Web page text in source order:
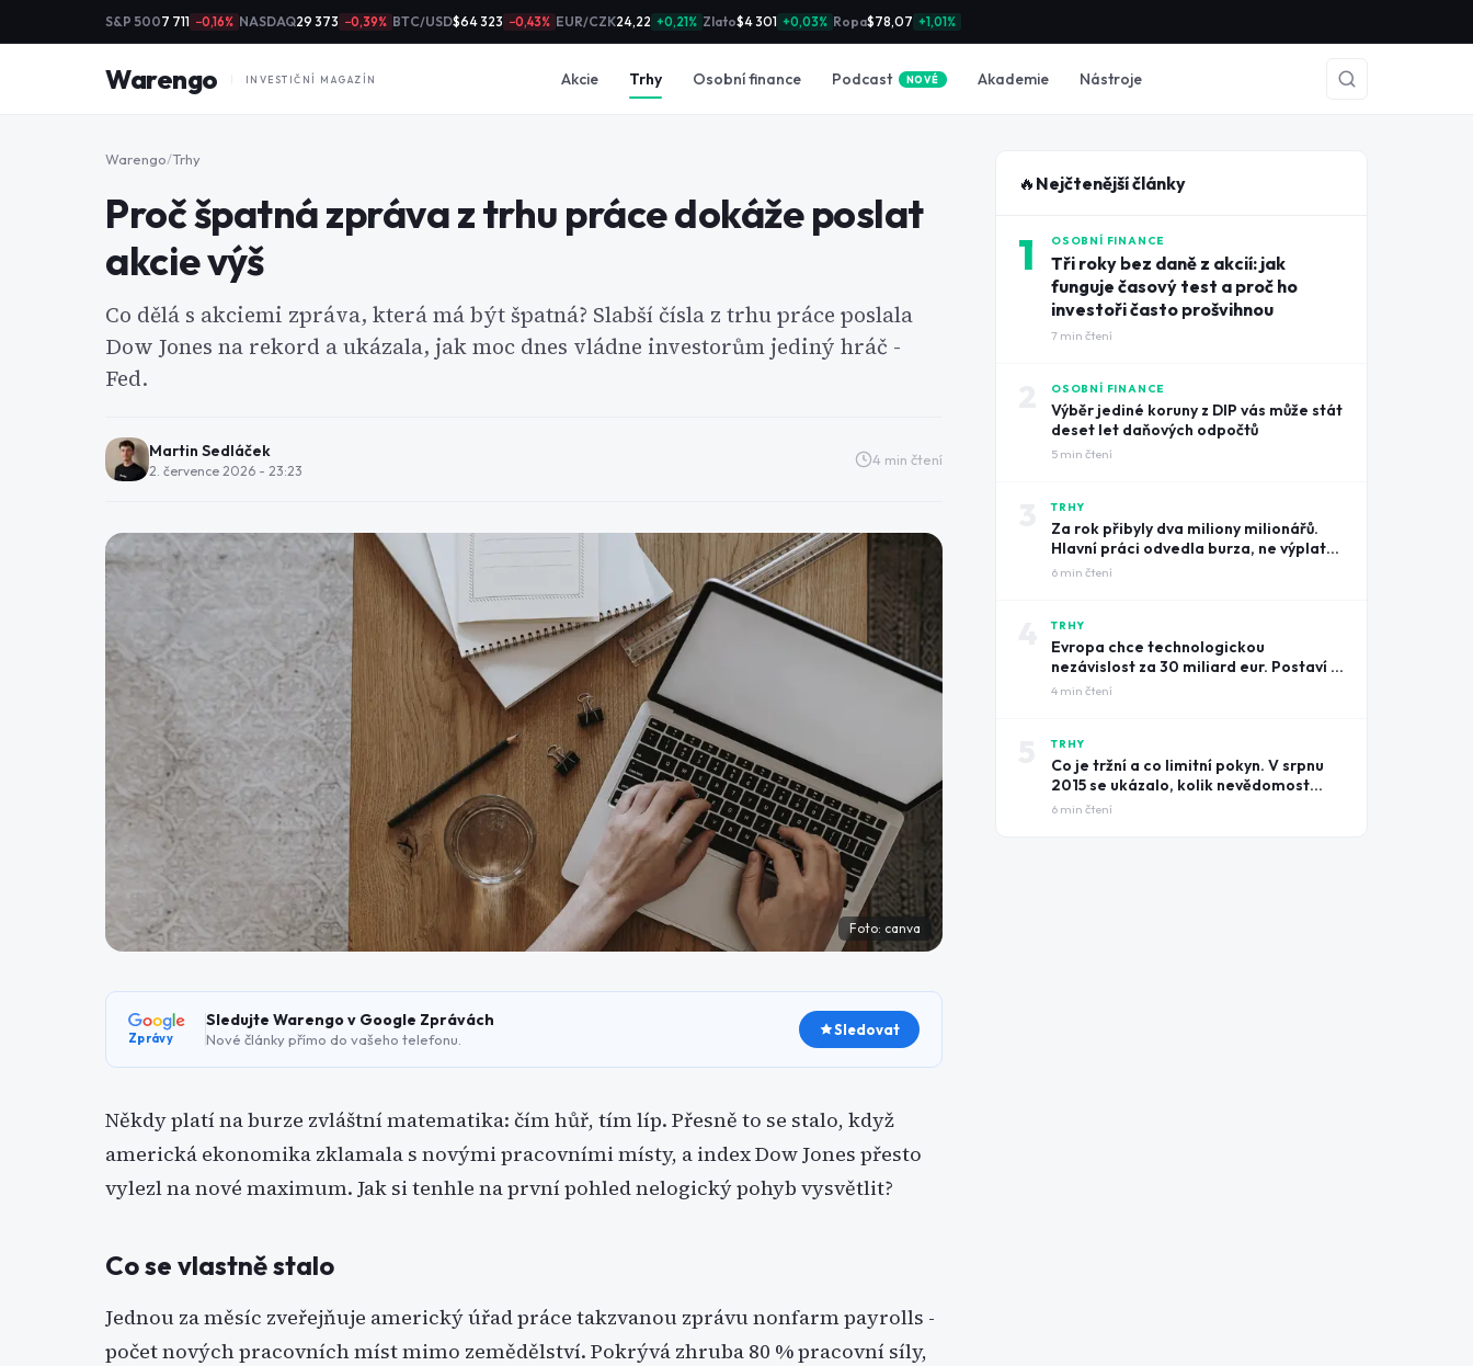
S&P 5007 711 −0,16% NASDAQ29 373 −0,39% BTC/USD$64 323 −0,43% EUR/CZK24,22 +0,21% Zlato$4 301 +0,03% Ropa$78,07 +1,01%
Warengo INVESTIČNÍ MAGAZÍN Akcie Trhy Osobní finance Podcast NOVÉ Akademie Nástroje
Warengo/Trhy
Proč špatná zpráva z trhu práce dokáže poslat
akcie výš
Co dělá s akciemi zpráva, která má být špatná? Slabší čísla z trhu práce poslala
Dow Jones na rekord a ukázala, jak moc dnes vládne investorům jediný hráč -
Fed.
Martin Sedláček
2. července 2026 - 23:23
4 min čtení
Foto: canva
Zprávy
Sledujte Warengo v Google Zprávách
Nové články přímo do vašeho telefonu.
Sledovat
Někdy platí na burze zvláštní matematika: čím hůř, tím líp. Přesně to se stalo, když
americká ekonomika zklamala s novými pracovními místy, a index Dow Jones přesto
vylezl na nové maximum. Jak si tenhle na první pohled nelogický pohyb vysvětlit?
Co se vlastně stalo
Jednou za měsíc zveřejňuje americký úřad práce takzvanou zprávu nonfarm payrolls -
počet nových pracovních míst mimo zemědělství. Pokrývá zhruba 80 % pracovní síly,
🔥 Nejčtenější články
1 OSOBNÍ FINANCE
Tři roky bez daně z akcií: jak
funguje časový test a proč ho
investoři často prošvihnou
7 min čtení
OSOBNÍ FINANCE
Výběr jediné koruny z DIP vás může stát
deset let daňových odpočtů
5 min čtení
TRHY
Za rok přibyly dva miliony milionářů.
Hlavní práci odvedla burza, ne výplatní
pásky
6 min čtení
TRHY
Evropa chce technologickou
nezávislost za 30 miliard eur. Postaví ji
na amerických čipech
4 min čtení
TRHY
Co je tržní a co limitní pokyn. V srpnu
2015 se ukázalo, kolik nevědomost
může stát
6 min čtení